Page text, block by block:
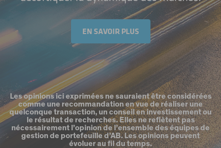
EN SAVOIR PLUS
Les opinions ici exprimées ne sauraient être considérées
comme une recommandation en vue de réaliser une
quelconque transaction, un conseil en investissement ou
le résultat de recherches. Elles ne reflètent pas
nécessairement l’opinion de l’ensemble des équipes de
gestion de portefeuille d’AB. Les opinions peuvent
évoluer au fil du temps.